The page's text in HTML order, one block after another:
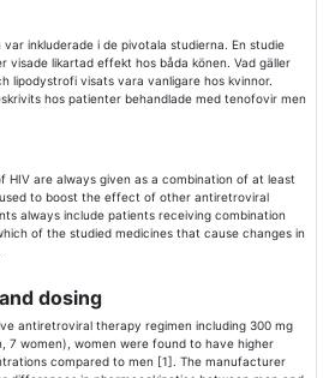
inkluderade i de pivotala studierna. En studie
visade likartad effekt hos båda könen. Vad gäller
lipodystrofi visats vara vanligare hos kvinnor.
hos patienter behandlade med tenofovir men
are always given as a combination of at least
to boost the effect of other antiretroviral
always include patients receiving combination
of the studied medicines that cause changes in
dosing
antiretroviral therapy regimen including 300 mg
7 women), women were found to have higher
compared to men [1]. The manufacturer